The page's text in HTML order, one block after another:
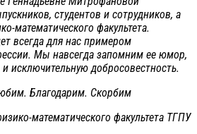
студентов и сотрудников, а
математического факультета.
всегда для нас примером
Мы навсегда запомним ее юмор,
исключительную добросовестность.
Благодарим. Скорбим
математического факультета ТГПУ